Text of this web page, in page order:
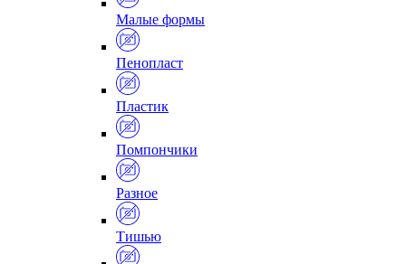
Малые формы
Пенопласт
Пластик
Помпончики
Разное
Тишью